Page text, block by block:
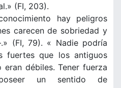
(FI, 203).
hay peligros
carecen de sobriedad y
(FI, 79). « Nadie podría
fuertes que los antiguos
débiles. Tener fuerza
un sentido de